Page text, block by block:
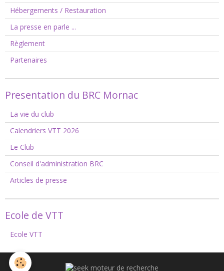
Hébergements / Restauration
La presse en parle ...
Règlement
Partenaires
Presentation du BRC Mornac
La vie du club
Calendriers VTT 2026
Le Club
Conseil d'administration BRC
Articles de presse
Ecole de VTT
Ecole VTT